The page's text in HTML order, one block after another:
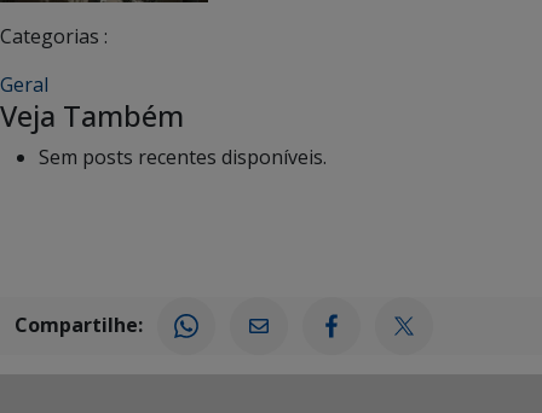
Categorias :
Geral
Veja Também
Sem posts recentes disponíveis.
Compartilhe: